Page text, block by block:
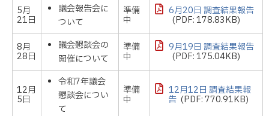
5月
21日
議会報告会に
ついて
準備
中
6月20日 調査結果報告
(PDF: 178.83KB)
8月
28日
議会懇談会の
開催について
準備
中
9月19日 調査結果報告
(PDF: 175.04KB)
12月
5日
令和7年議会
懇談会につい
て
準備
中
12月12日 調査結果報
告 (PDF: 770.91KB)